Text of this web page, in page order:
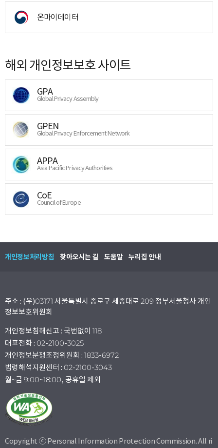
온마이데이터
해외 개인정보보호 사이트
GPA
Global Privacy Assembly
GPEN
Global Privacy Enforcement Network
APPA
Asia Pacific Privacy Authorities
CoE
Council of Europe
개인정보처리방침 찾아오시는 길 도움말 누리집 안내
주소 : (우)03171 서울특별시 종로구 세종대로 209 정부서울청사 개인
정보보호위원회
개인정보침해신고 : 국번없이 118
대표전화 : 02-2100-3025
개인정보분쟁조정위원회 : 1833-6972
법령해석지원센터 : 02-2100-3043
월~금 9:00~18:00, 공휴일 제외
Copyright ⓒ Personal Information Protection Commission. All ri